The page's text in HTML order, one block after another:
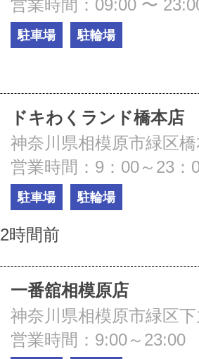
営業時間：09:00 〜
駐車場 駐輪場
ドキわくランド橋本店
神奈川県相模原市緑区
営業時間：9：00～23：
駐車場 駐輪場
2時間前
一番舘相模原店
神奈川県相模原市緑区
営業時間：9:00～23:00